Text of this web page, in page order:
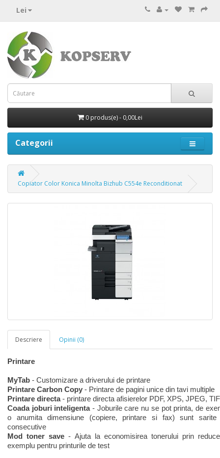
Lei
0 produs(e) - 0,00Lei
Categorii
Copiator Color Konica Minolta Bizhub C554e Reconditionat
Descriere Opinii (0)
Printare
MyTab - Customizare a driverului de printare
Printare Carbon Copy - Printare de pagini unice din tavi multiple
Printare directa- printare directa afisierelor PDF, XPS, JPEG,
Coada joburi inteligenta- Joburile care nu se pot printa, de
o anumita dimensiune (copiere, printare si fax) sunt
consecutive
Mod toner save - Ajuta la economisirea tonerului prin
exemplu pentru printurile de test